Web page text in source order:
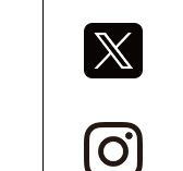
SNSリ